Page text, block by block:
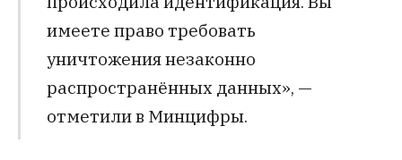
имеете право требовать
уничтожения незаконно
распространённых данных», —
отметили в Минцифры.